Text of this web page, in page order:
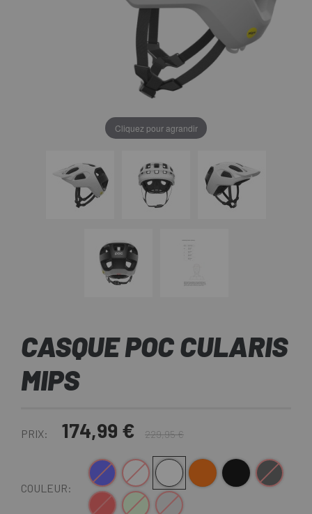
Cliquez pour agrandir
CASQUE POC CULARIS
MIPS
PRIX: 174,99 € 229,95 €
COULEUR:
Bleu-BlancBlancBlanc-NoirOrange-NoirNoir matNoir-Blanc
Rouge-NoirVert-BlancGris Clair